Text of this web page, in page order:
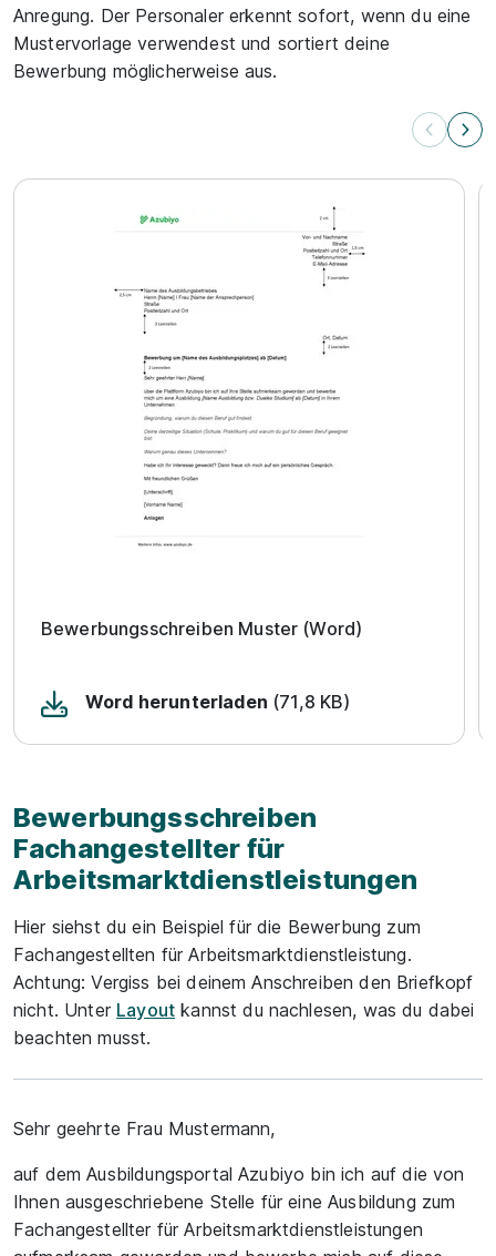
Anregung. Der Personaler erkennt sofort, wenn du eine
Mustervorlage verwendest und sortiert deine
Bewerbung möglicherweise aus.
Bewerbungsschreiben Muster (Word)
Word herunterladen (71,8 KB)
Bewerbungsschreiben
Fachangestellter für
Arbeitsmarktdienstleistungen
Hier siehst du ein Beispiel für die Bewerbung zum
Fachangestellten für Arbeitsmarktdienstleistung.
Achtung: Vergiss bei deinem Anschreiben den Briefkopf
nicht. Unter Layout kannst du nachlesen, was du dabei
beachten musst.
Sehr geehrte Frau Mustermann,
auf dem Ausbildungsportal Azubiyo bin ich auf die von
Ihnen ausgeschriebene Stelle für eine Ausbildung zum
Fachangestellter für Arbeitsmarktdienstleistungen